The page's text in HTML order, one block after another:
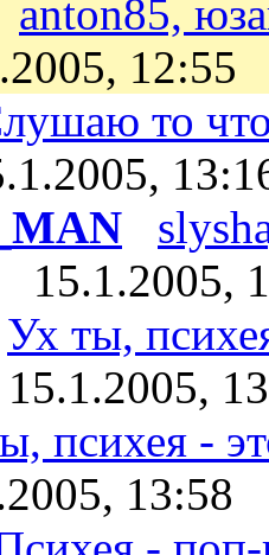
anton85,
12:55
то
15.1.2005,
Ух ты,
15.1.2005,
психея -
13:58